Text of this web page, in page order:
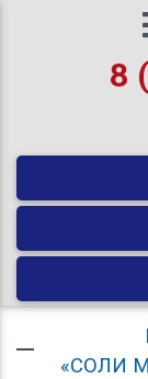
8
«СОЛИ